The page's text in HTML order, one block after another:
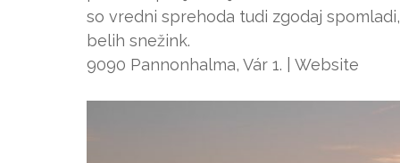
so vredni sprehoda tudi zgodaj
belih snežink.
9090 Pannonhalma, Vár 1. | Website